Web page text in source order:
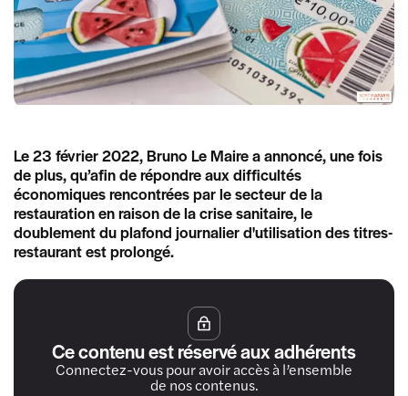
Le 23 février 2022, Bruno Le Maire a annoncé, une fois
de plus, qu’afin de répondre aux difficultés
économiques rencontrées par le secteur de la
restauration en raison de la crise sanitaire, le
doublement du plafond journalier d'utilisation des titres-
restaurant est prolongé.
Ce contenu est réservé aux adhérents
Connectez-vous pour avoir accès à l’ensemble
de nos contenus.